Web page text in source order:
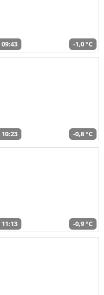
09:43 -1,0 °C
10:23 -0,8 °C
11:13 -0,9 °C